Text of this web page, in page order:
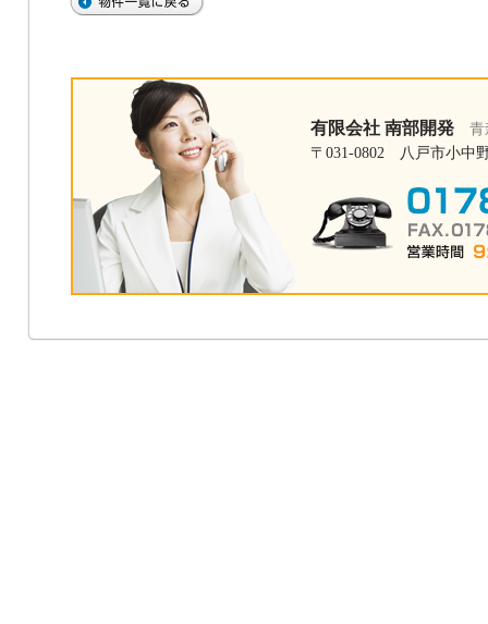
有限会社 南部開発
青
〒031-0802 八戸市小中